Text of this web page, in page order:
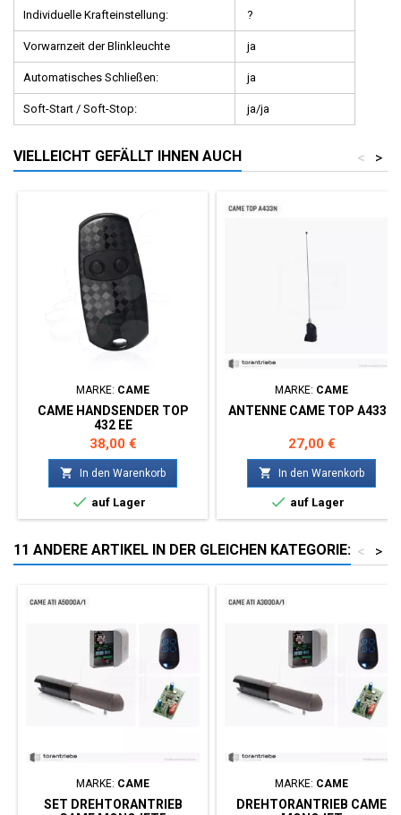
Individuelle Krafteinstellung: ?
Vorwarnzeit der Blinkleuchte ja
Automatisches Schließen: ja
Soft-Start / Soft-Stop: ja/ja
VIELLEICHT GEFÄLLT IHNEN AUCH >
<
MARKE: CAME
CAME HANDSENDER TOP
432 EE
Preis
38,00 €
 In den Warenkorb
 auf Lager
MARKE: CAME
ANTENNE CAME TOP A433N
Preis
27,00 €
 In den Warenkorb
 auf Lager
11 ANDERE ARTIKEL IN DER GLEICHEN KATEGORIE: >
<
MARKE: CAME
SET DREHTORANTRIEB
MARKE: CAME
DREHTORANTRIEB CAME